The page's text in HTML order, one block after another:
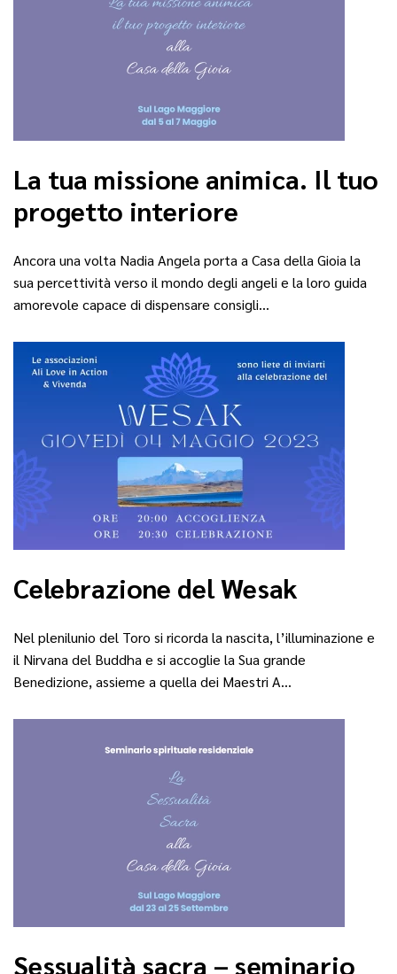
La tua missione animica. Il tuo
progetto interiore
Ancora una volta Nadia Angela porta a Casa della Gioia la
sua percettività verso il mondo degli angeli e la loro guida
amorevole capace di dispensare consigli…
Celebrazione del Wesak
Nel plenilunio del Toro si ricorda la nascita, l’illuminazione e
il Nirvana del Buddha e si accoglie la Sua grande
Benedizione, assieme a quella dei Maestri A…
Sessualità sacra – seminario